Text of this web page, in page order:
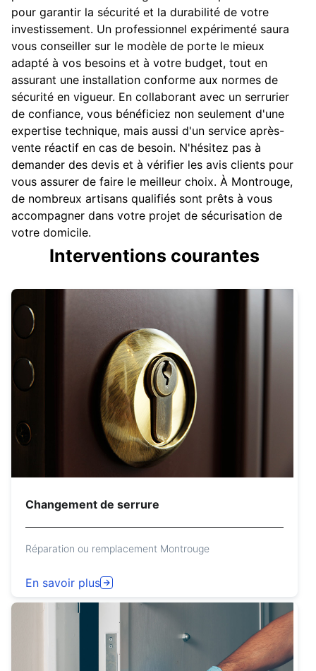
pour garantir la sécurité et la durabilité de votre
investissement. Un professionnel expérimenté saura
vous conseiller sur le modèle de porte le mieux
adapté à vos besoins et à votre budget, tout en
assurant une installation conforme aux normes de
sécurité en vigueur. En collaborant avec un serrurier
de confiance, vous bénéficiez non seulement d'une
expertise technique, mais aussi d'un service après-
vente réactif en cas de besoin. N'hésitez pas à
demander des devis et à vérifier les avis clients pour
vous assurer de faire le meilleur choix. À Montrouge,
de nombreux artisans qualifiés sont prêts à vous
accompagner dans votre projet de sécurisation de
votre domicile.
Interventions courantes
Changement de serrure
Réparation ou remplacement Montrouge
En savoir plus